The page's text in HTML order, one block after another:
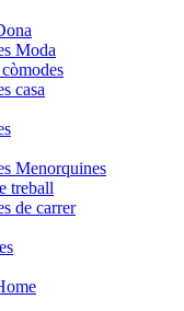
Moda
còmodes
casa
Menorquines
treball
de carrer